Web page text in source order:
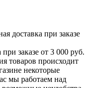
доставка при заказе
заказе от 3 000 руб.
товаров происходит
некоторые
мы работаем над